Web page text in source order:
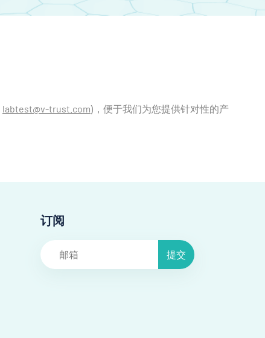
labtest@v-trust.com)，便于我们为您提供针对性的产
订阅
提交